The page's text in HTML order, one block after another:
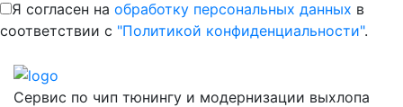
Я согласен на обработку персональных данных в
соответствии с "Политикой конфиденциальности".
Сервис по чип тюнингу и модернизации выхлопа